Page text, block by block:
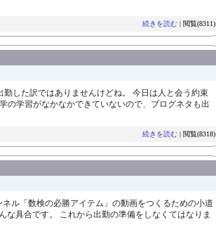
続きを読む | 閲覧(8311)
した訳ではありませんけどね。 今日は人と会う約束
の学習がなかなかできていないので、ブログネタも出
続きを読む | 閲覧(8318)
ル「数検の必勝アイテム」の動画をつくるための小道
具合です。 これから出勤の準備をしなくてはなりま